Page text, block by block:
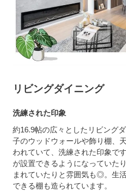
リビングダイニング
洗練された印象
約16.9帖の広々としたリビング
子のウッドウォールや飾り棚、
われていて、洗練された印象で
が設置できるようになっていた
まれていたりと雰囲気も◎。生
できる棚も造られています。